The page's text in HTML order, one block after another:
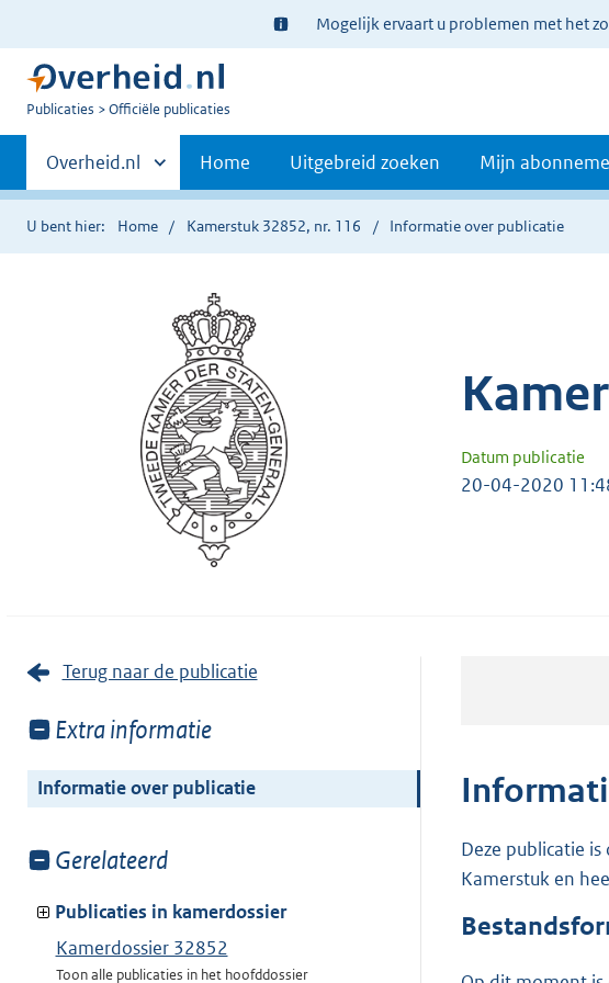
Ter
informatie:
Mogelijk ervaart u problemen met het
U
Publicaties Officiële publicaties
Primaire
navigatie
Andere
sites
binnen
Overheid.nl Home Uitgebreid zoeken Mijn
U bent hier: Home Kamerstuk 32852, nr. 116 Informatie over publicatie
Datum publicatie
20-04-2020
Terug naar de publicatie
Toon
van:
Extra informatie
Informatie over publicatie
Toon
van:
Gerelateerd
Publicaties in kamerdossier
Kamerdossier 32852
Toon alle publicaties in het hoofddossier
Deze publicatie
Kamerstuk en